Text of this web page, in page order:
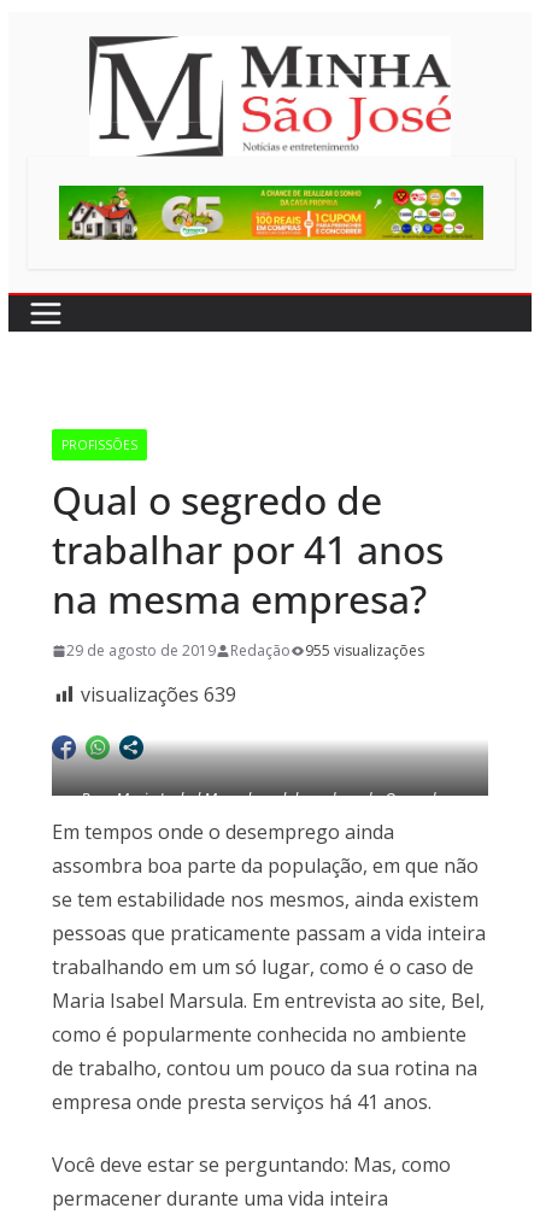
PROFISSÕES
Qual o segredo de
trabalhar por 41 anos
na mesma empresa?
29 de agosto de 2019 Redação 955 visualizações
visualizações 639
Para Maria Isabel Marsula, colaboradora da Operadora
SAVISA, é estar aberto às mudanças e demonstrar interesse
em aprender, sempre
Em tempos onde o desemprego ainda
assombra boa parte da população, em que não
se tem estabilidade nos mesmos, ainda existem
pessoas que praticamente passam a vida inteira
trabalhando em um só lugar, como é o caso de
Maria Isabel Marsula. Em entrevista ao site, Bel,
como é popularmente conhecida no ambiente
de trabalho, contou um pouco da sua rotina na
empresa onde presta serviços há 41 anos.
Você deve estar se perguntando: Mas, como
permacener durante uma vida inteira